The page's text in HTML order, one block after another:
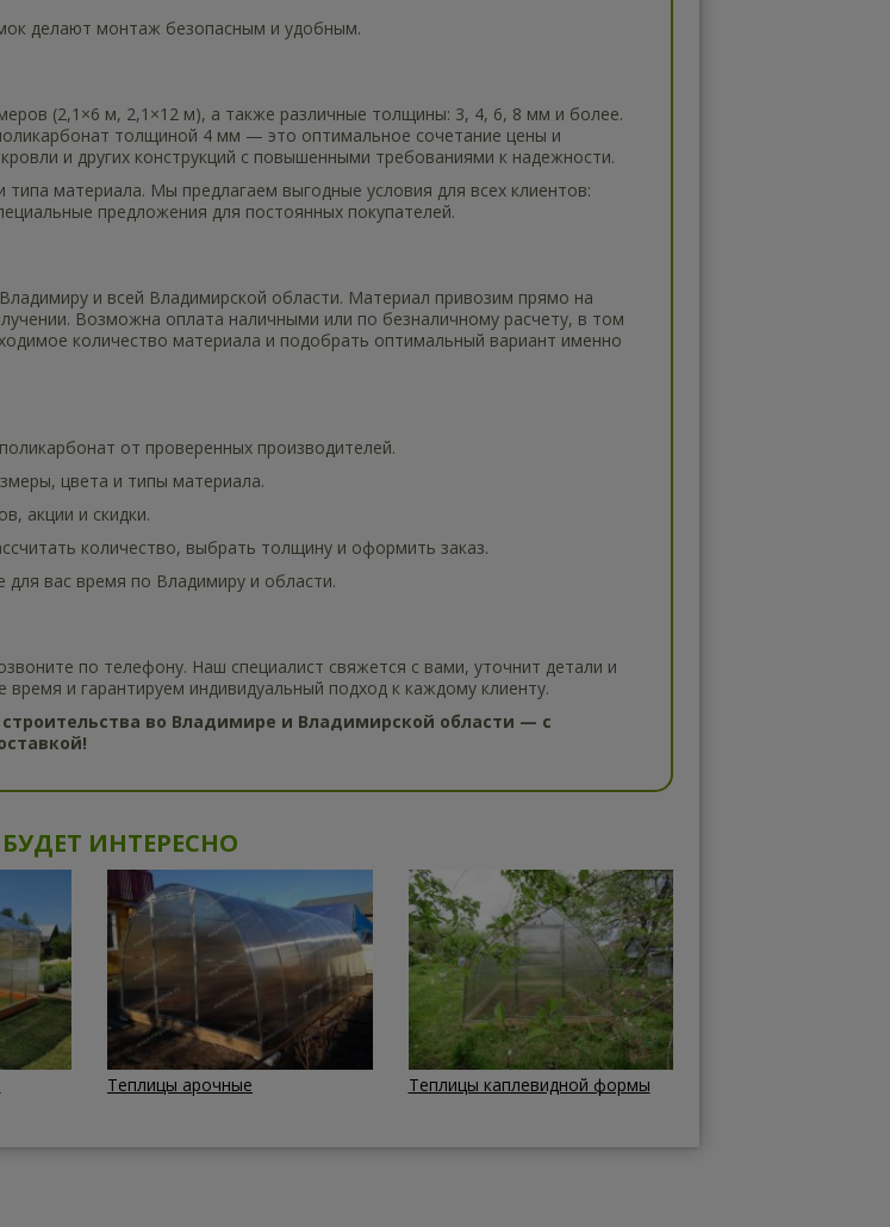
делают монтаж безопасным и удобным.
(2,1×6 м, 2,1×12 м), а также различные толщины: 3, 4, 6, 8 мм и более.
толщиной 4 мм — это оптимальное сочетание цены и
и других конструкций с повышенными требованиями к надежности.
материала. Мы предлагаем выгодные условия для всех клиентов:
предложения для постоянных покупателей.
и всей Владимирской области. Материал привозим прямо на
Возможна оплата наличными или по безналичному расчету, в том
количество материала и подобрать оптимальный вариант именно
от проверенных производителей.
цвета и типы материала.
акции и скидки.
количество, выбрать толщину и оформить заказ.
для вас время по Владимиру и области.
по телефону. Наш специалист свяжется с вами, уточнит детали и
и гарантируем индивидуальный подход к каждому клиенту.
во Владимире и Владимирской области — с
ИНТЕРЕСНО
Теплицы арочные Теплицы каплевидной формы